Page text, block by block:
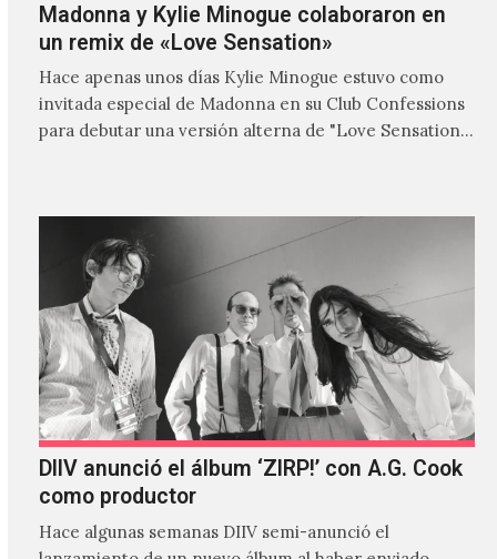
Madonna y Kylie Minogue colaboraron en
un remix de «Love Sensation»
Hace apenas unos días Kylie Minogue estuvo como
invitada especial de Madonna en su Club Confessions
para debutar una versión alterna de "Love Sensation",
DIIV anunció el álbum ‘ZIRP!’ con A.G. Cook
como productor
Hace algunas semanas DIIV semi-anunció el